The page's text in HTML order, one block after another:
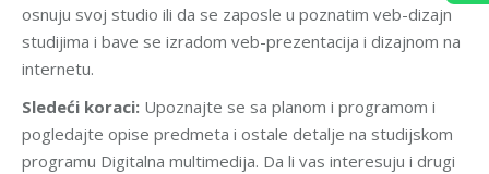
osnuju svoj studio ili da se zaposle u poznatim veb-dizajn
studijima i bave se izradom veb-prezentacija i dizajnom na
internetu.
Sledeći koraci: Upoznajte se sa planom i programom i
pogledajte opise predmeta i ostale detalje na studijskom
programu Digitalna multimedija. Da li vas interesuju i drugi